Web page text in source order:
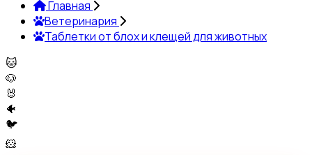
Главная
Ветеринария
Таблетки от блох и клещей для животных
🐱
🐶
🐰
🐠
🐦
🐹